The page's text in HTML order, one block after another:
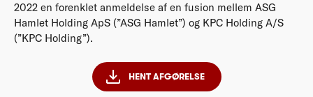
2022 en forenklet anmeldelse af en fusion mellem ASG
Hamlet Holding ApS (”ASG Hamlet”) og KPC Holding A/S
(”KPC Holding”).
HENT AFGØRELSE